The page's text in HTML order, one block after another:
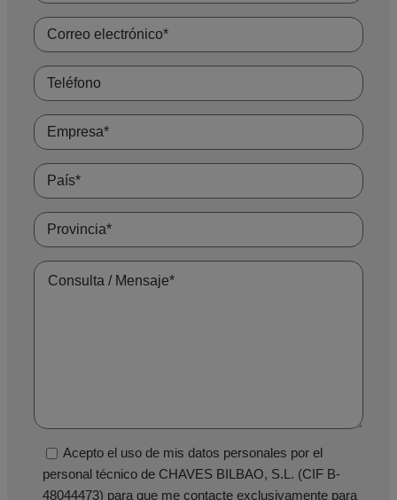
Acepto el uso de mis datos personales por el
personal técnico de CHAVES BILBAO, S.L. (CIF B-
48044473) para que me contacte exclusivamente para